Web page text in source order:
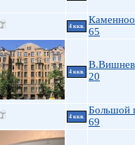
4 ккв.
65
4 ккв.
20
4 ккв.
Большой
69